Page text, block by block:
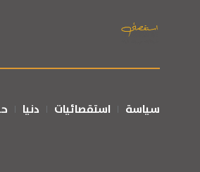
سياسة استقصائيات دنيا